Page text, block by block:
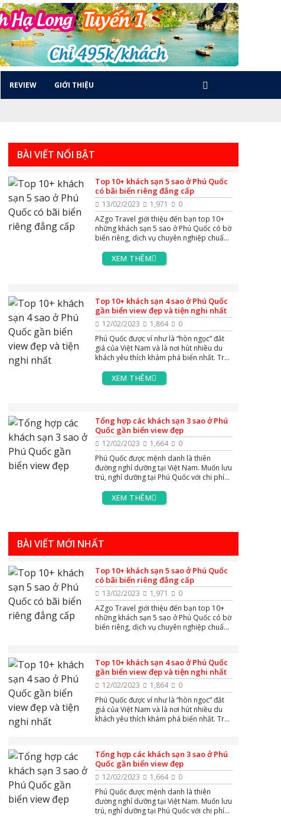
REVIEW GIỚI THIỆU
BÀI VIẾT NỔI BẬT
Top 10+ khách sạn 5 sao ở Phú Quốc
có bãi biển riêng đẳng cấp
13/02/2023 1,971
0
AZgo Travel giới thiệu đến bạn top 10+
những khách sạn 5 sao ở Phú Quốc có bờ
biển riêng, dịch vụ chuyên nghiệp chuẩn
hoa bậc nhất.
XEM THÊM
Top 10+ khách sạn 4 sao ở Phú Quốc
gần biển view đẹp và tiện nghi nhất
12/02/2023 1,864
0
Phú Quốc được ví như là “hòn ngọc” đắt
giá của Việt Nam và là nơi hút nhiều du
khách yêu thích khám phá biển nhất. Trải
vời hơn khi có AZgo Travel tổng hợp giúp
bạn danh sách Top các khách sạn ở 4
XEM THÊM
Tổng hợp các khách sạn 3 sao ở Phú
Quốc gần biển view đẹp
12/02/2023 1,664
0
Phú Quốc được mệnh danh là thiên
đường nghỉ dưỡng tại Việt Nam. Muốn lưu
trú, nghỉ dưỡng tại Phú Quốc với chi phí
phù hợp nhất. AZgo Travel chia sẻ đến
bạn top những khách sạn 3 sao ở Phú
mái tận hưởng kỳ nghỉ dưỡng của mình.
XEM THÊM
BÀI VIẾT MỚI NHẤT
Top 10+ khách sạn 5 sao ở Phú Quốc
có bãi biển riêng đẳng cấp
13/02/2023 1,971
0
AZgo Travel giới thiệu đến bạn top 10+
những khách sạn 5 sao ở Phú Quốc có bờ
biển riêng, dịch vụ chuyên nghiệp chuẩn
Top 10+ khách sạn 4 sao ở Phú Quốc
gần biển view đẹp và tiện nghi nhất
12/02/2023 1,864
0
Phú Quốc được ví như là “hòn ngọc” đắt
giá của Việt Nam và là nơi hút nhiều du
khách yêu thích khám phá biển nhất. Trải
sao Phú Quốc có không gian sang trọng
và view đẹp gần biển.
Tổng hợp các khách sạn 3 sao ở Phú
Quốc gần biển view đẹp
12/02/2023 1,664
0
Phú Quốc được mệnh danh là thiên
đường nghỉ dưỡng tại Việt Nam. Muốn lưu
trú, nghỉ dưỡng tại Phú Quốc với chi phí